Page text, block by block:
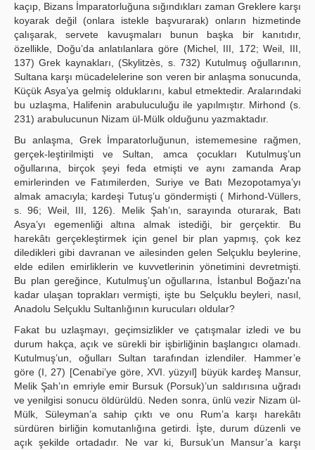
kaçıp, Bizans İmparatorluğuna sığındıkları zaman Greklere karşı
koyarak değil (onlara istekle başvurarak) onların hizmetinde
çalışarak, servete kavuşmaları bunun başka bir kanıtıdır,
özellikle, Doğu’da anlatılanlara göre (Michel, III, 172; Weil, III,
137) Grek kaynakları, (Skylitzès, s. 732) Kutulmuş oğullarının,
Sultana karşı mücadelelerine son veren bir anlaşma sonucunda,
Küçük Asya’ya gelmiş olduklarını, kabul etmektedir. Aralarındaki
bu uzlaşma, Halifenin arabuluculuğu ile yapılmıştır. Mirhond (s.
231) arabulucunun Nizam ül-Mülk olduğunu yazmaktadır.
Bu anlaşma, Grek İmparatorluğunun, istememesine rağmen,
gerçek-leştirilmişti ve Sultan, amca çocukları Kutulmuş’un
oğullarına, birçok şeyi feda etmişti ve aynı zamanda Arap
emirlerinden ve Fatımilerden, Suriye ve Batı Mezopotamya’yı
almak amacıyla; kardeşi Tutuş’u göndermişti ( Mirhond-Vüllers,
s. 96; Weil, III, 126). Melik Şah’ın, sarayında oturarak, Batı
Asya’yı egemenliği altına almak istediği, bir gerçektir. Bu
harekâtı gerçekleştirmek için genel bir plan yapmış, çok kez
diledikleri gibi davranan ve ailesinden gelen Selçuklu beylerine,
elde edilen emirliklerin ve kuvvetlerinin yönetimini devretmişti.
Bu plan gereğince, Kutulmuş’un oğullarına, İstanbul Boğazı'na
kadar ulaşan toprakları vermişti, işte bu Selçuklu beyleri, nasıl,
Anadolu Selçuklu Sultanlığının kurucuları oldular?
Fakat bu uzlaşmayı, geçimsizlikler ve çatışmalar izledi ve bu
durum hakça, açık ve sürekli bir işbirliğinin başlangıcı olamadı.
Kutulmuş’un, oğulları Sultan tarafından izlendiler. Hammer’e
göre (I, 27) [Cenabi’ye göre, XVI. yüzyıl] büyük kardeş Mansur,
Melik Şah’ın emriyle emir Bursuk (Porsuk)’un saldırısına uğradı
ve yenilgisi sonucu öldürüldü. Neden sonra, ünlü vezir Nizam ül-
Mülk, Süleyman’a sahip çıktı ve onu Rum’a karşı harekâtı
sürdüren birliğin komutanlığına getirdi. İşte, durum düzenli ve
açık şekilde ortadadır. Ne var ki, Bursuk’un Mansur’a karşı